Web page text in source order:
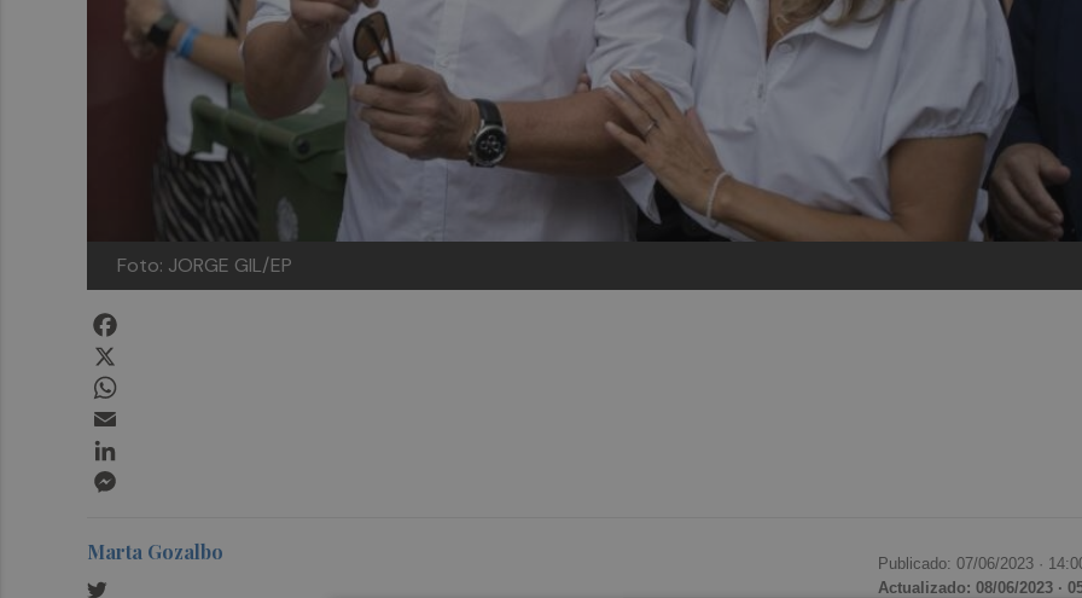
Foto: JORGE GIL/EP
Marta Gozalbo Publicado: 07/06/2023 ·
Actualizado: 08/06/2023 ·